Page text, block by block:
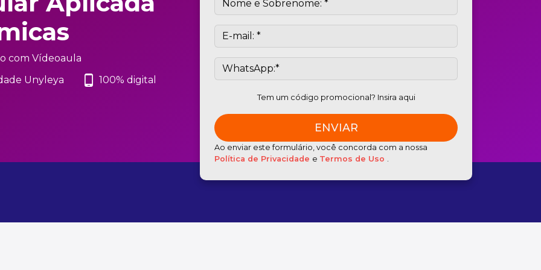
com Vídeoaula
Unyleya phone_android 100% digital
Tem um código promocional? Insira aqui
Ao enviar este formulário, você concorda com a nossa
Política de Privacidade e Termos de Uso